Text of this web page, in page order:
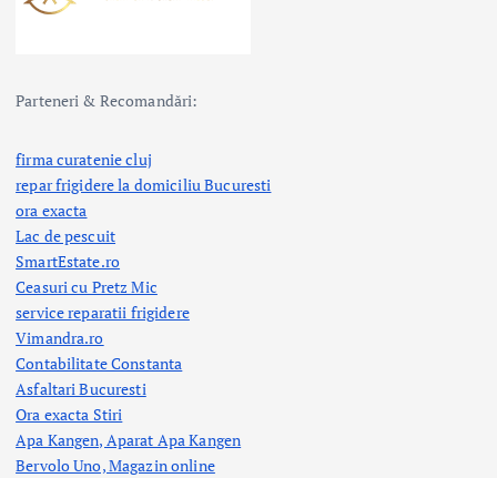
Parteneri & Recomandări:
firma curatenie cluj
repar frigidere la domiciliu Bucuresti
ora exacta
Lac de pescuit
SmartEstate.ro
Ceasuri cu Pretz Mic
service reparatii frigidere
Vimandra.ro
Contabilitate Constanta
Asfaltari Bucuresti
Ora exacta Stiri
Apa Kangen, Aparat Apa Kangen
Bervolo Uno, Magazin online